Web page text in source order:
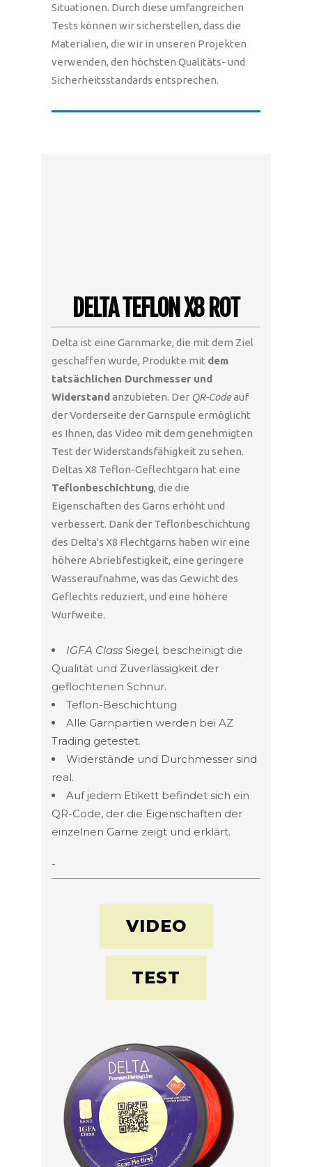
Situationen. Durch diese umfangreichen
Tests können wir sicherstellen, dass die
Materialien, die wir in unseren Projekten
verwenden, den höchsten Qualitäts- und
Sicherheitsstandards entsprechen.
DELTA TEFLON X8 ROT
Delta ist eine Garnmarke, die mit dem Ziel
geschaffen wurde, Produkte mit dem
tatsächlichen Durchmesser und
Widerstand anzubieten. Der QR-Codeauf
der Vorderseite der Garnspule ermöglicht
es Ihnen, das Video mit dem genehmigten
Test der Widerstandsfähigkeit zu sehen.
Deltas X8 Teflon-Geflechtgarn hat eine
Teflonbeschichtung, die die
Eigenschaften des Garns erhöht und
verbessert. Dank der Teflonbeschichtung
des Delta's X8 Flechtgarns haben wir eine
höhere Abriebfestigkeit, eine geringere
Wasseraufnahme, was das Gewicht des
Geflechts reduziert, und eine höhere
Wurfweite.
IGFA Class Siegel, bescheinigt die
Qualität und Zuverlässigkeit der
geflochtenen Schnur.
Teflon-Beschichtung
Alle Garnpartien werden bei AZ
Trading getestet.
Widerstände und Durchmesser sind
real.
Auf jedem Etikett befindet sich ein
QR-Code, der die Eigenschaften der
einzelnen Garne zeigt und erklärt.
-
VIDEO
TEST